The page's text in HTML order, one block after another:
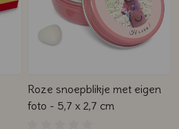
Roze snoepblikje met eigen
foto - 5,7 x 2,7 cm